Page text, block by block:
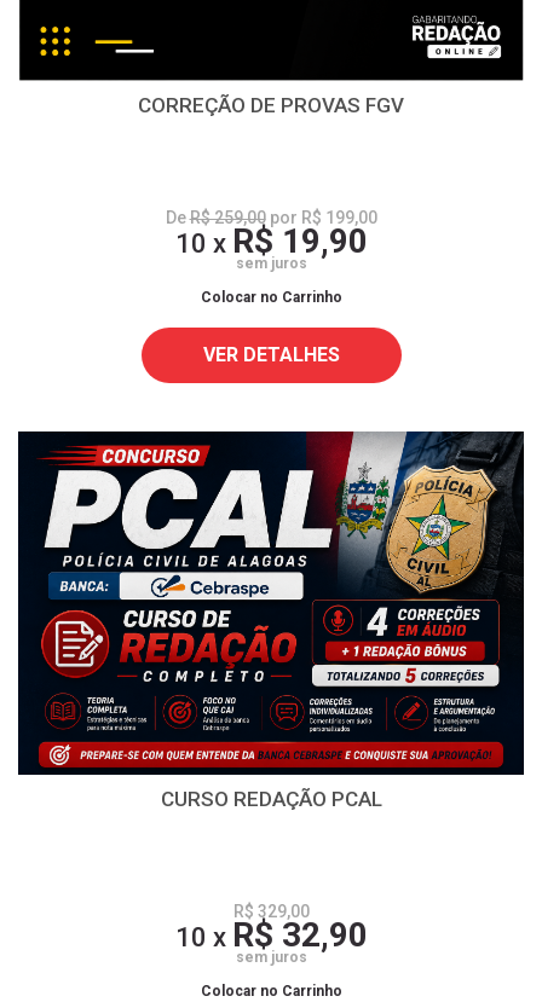
CORREÇÃO DE PROVAS FGV
DeR$ 259,00por R$ 199,00
10 x R$ 19,90
sem juros
Colocar no Carrinho
VER DETALHES
CURSO REDAÇÃO PCAL
R$ 329,00
10 x R$ 32,90
sem juros
Colocar no Carrinho